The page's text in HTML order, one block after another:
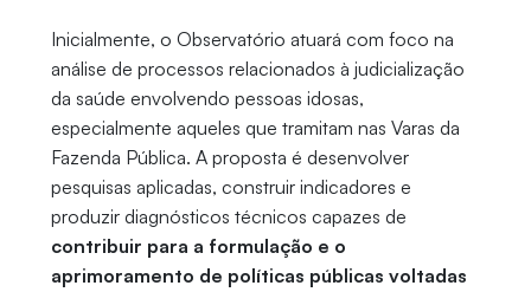
Inicialmente, o Observatório atuará com foco na
análise de processos relacionados à judicialização
da saúde envolvendo pessoas idosas,
especialmente aqueles que tramitam nas Varas da
Fazenda Pública. A proposta é desenvolver
pesquisas aplicadas, construir indicadores e
produzir diagnósticos técnicos capazes de
contribuir para a formulação e o
aprimoramento de políticas públicas voltadas